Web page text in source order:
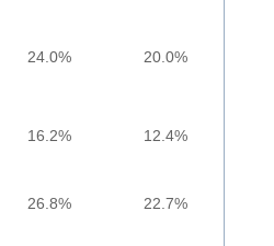
24.0% 20.0%
16.2% 12.4%
26.8% 22.7%